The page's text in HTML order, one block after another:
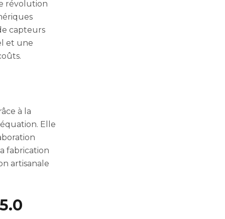
révolution
capteurs
et une
à la
Elle
fabrication
artisanale